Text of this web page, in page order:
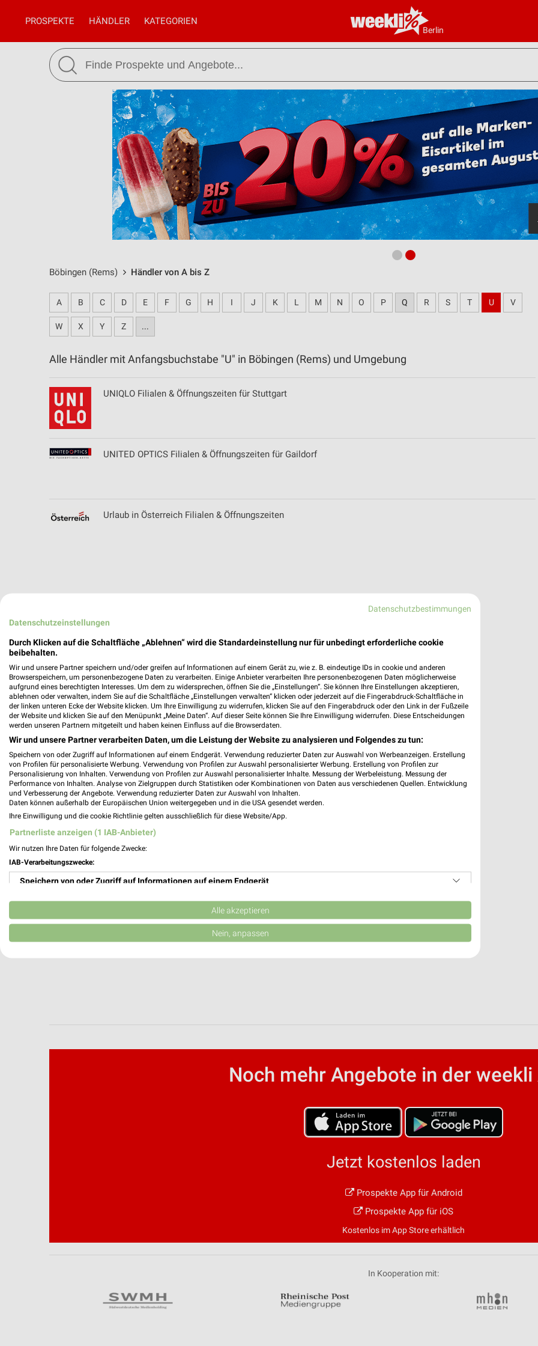
Berlin
PROSPEKTE HÄNDLER KATEGORIEN
Böbingen (Rems) Händler von A bis Z
A B C D E F G H I J K L M N O P Q R S T U V
W X Y Z ...
Alle Händler mit Anfangsbuchstabe "U" in Böbingen (Rems) und Umgebung
UNIQLO Filialen & Öffnungszeiten für Stuttgart
UNITED OPTICS Filialen & Öffnungszeiten für Gaildorf
Urlaub in Österreich Filialen & Öffnungszeiten
Noch mehr Angebote in der weekli
Jetzt kostenlos laden
Prospekte App für Android
Prospekte App für iOS
Kostenlos im App Store erhältlich
In Kooperation mit:
Datenschutzbestimmungen
Datenschutzeinstellungen
Durch Klicken auf die Schaltfläche „Ablehnen“ wird die Standardeinstellung nur für unbedingt erforderliche cookie
beibehalten.
Wir und unsere Partner speichern und/oder greifen auf Informationen auf einem Gerät zu, wie z. B. eindeutige IDs in cookie und anderen
Browserspeichern, um personenbezogene Daten zu verarbeiten. Einige Anbieter verarbeiten Ihre personenbezogenen Daten möglicherweise
aufgrund eines berechtigten Interesses. Um dem zu widersprechen, öffnen Sie die „Einstellungen“. Sie können Ihre Einstellungen akzeptieren,
ablehnen oder verwalten, indem Sie auf die Schaltfläche „Einstellungen verwalten“ klicken oder jederzeit auf die Fingerabdruck-Schaltfläche in
der linken unteren Ecke der Website klicken. Um Ihre Einwilligung zu widerrufen, klicken Sie auf den Fingerabdruck oder den Link in der Fußzeile
der Website und klicken Sie auf den Menüpunkt „Meine Daten“. Auf dieser Seite können Sie Ihre Einwilligung widerrufen. Diese Entscheidungen
werden unseren Partnern mitgeteilt und haben keinen Einfluss auf die Browserdaten.
Wir und unsere Partner verarbeiten Daten, um die Leistung der Website zu analysieren und Folgendes zu tun:
Speichern von oder Zugriff auf Informationen auf einem Endgerät. Verwendung reduzierter Daten zur Auswahl von Werbeanzeigen. Erstellung
von Profilen für personalisierte Werbung. Verwendung von Profilen zur Auswahl personalisierter Werbung. Erstellung von Profilen zur
Personalisierung von Inhalten. Verwendung von Profilen zur Auswahl personalisierter Inhalte. Messung der Werbeleistung. Messung der
Performance von Inhalten. Analyse von Zielgruppen durch Statistiken oder Kombinationen von Daten aus verschiedenen Quellen. Entwicklung
und Verbesserung der Angebote. Verwendung reduzierter Daten zur Auswahl von Inhalten.
Daten können außerhalb der Europäischen Union weitergegeben und in die USA gesendet werden.
Ihre Einwilligung und die cookie Richtlinie gelten ausschließlich für diese Website/App.
Partnerliste anzeigen (1 IAB-Anbieter)
Wir nutzen Ihre Daten für folgende Zwecke:
IAB-Verarbeitungszwecke:
Speichern von oder Zugriff auf Informationen auf einem Endgerät
Verwendung reduzierter Daten zur Auswahl von Werbeanzeigen
Erstellung von Profilen für personalisierte Werbung
Analyse von Zielgruppen durch Statistiken oder Kombinationen von Daten aus verschiedenen
Alle akzeptieren
Nein, anpassen